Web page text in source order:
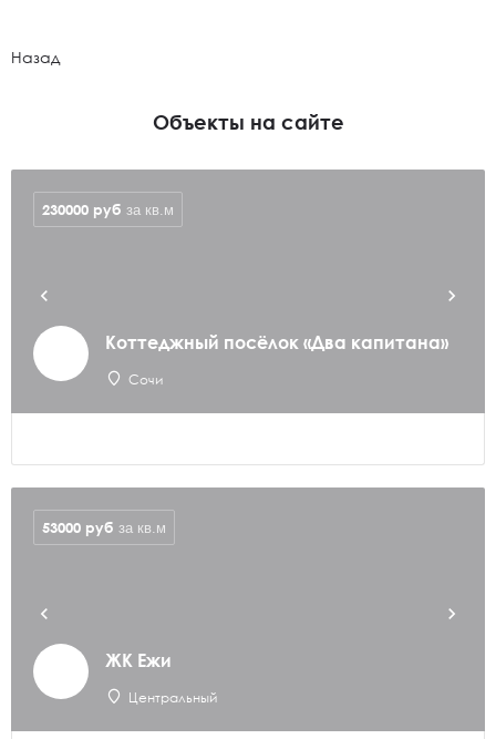
Назад
Объекты на сайте
Коттеджный посёлок «Два капитана»
Сочи
230000 руб за кв.м
ЖК Ежи
Центральный
53000 руб за кв.м